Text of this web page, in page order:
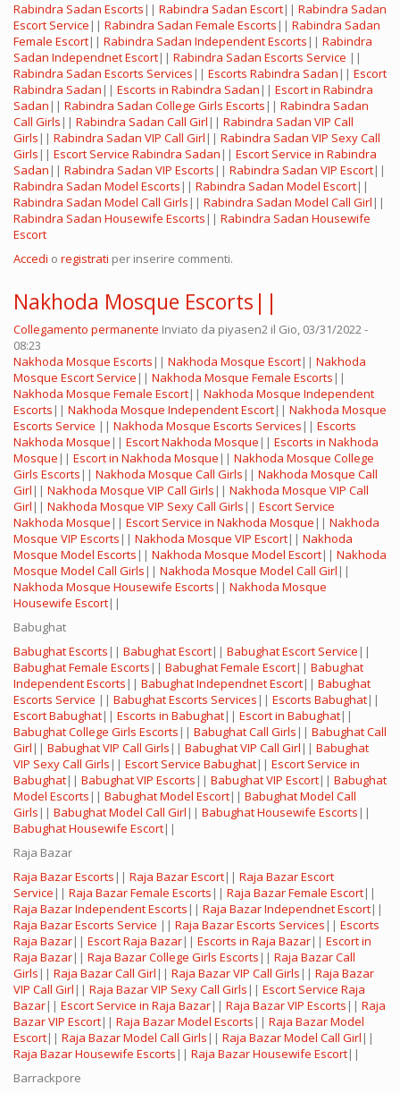
Rabindra Sadan Escorts || Rabindra Sadan Escort|| Rabindra Sadan
Escort Service || Rabindra Sadan Female Escorts || Rabindra Sadan
Female Escort|| Rabindra Sadan Independent Escorts || Rabindra
Sadan Independnet Escort|| Rabindra Sadan Escorts Service ||
Rabindra Sadan Escorts Services || Escorts Rabindra Sadan || Escort
Rabindra Sadan || Escorts in Rabindra Sadan || Escort in Rabindra
Sadan || Rabindra Sadan College Girls Escorts || Rabindra Sadan
Call Girls || Rabindra Sadan Call Girl || Rabindra Sadan VIP Call
Girls || Rabindra Sadan VIP Call Girl || Rabindra Sadan VIP Sexy Call
Girls || Escort Service Rabindra Sadan || Escort Service in Rabindra
Sadan || Rabindra Sadan VIP Escorts || Rabindra Sadan VIP Escort||
Rabindra Sadan Model Escorts || Rabindra Sadan Model Escort||
Rabindra Sadan Model Call Girls || Rabindra Sadan Model Call Girl ||
Rabindra Sadan Housewife Escorts || Rabindra Sadan Housewife
Escort
Accedi o registrati per inserire commenti.
Nakhoda Mosque Escorts||
Collegamento permanente Inviato da piyasen2 il Gio, 03/31/2022 -
08:23
Nakhoda Mosque Escorts || Nakhoda Mosque Escort|| Nakhoda
Mosque Escort Service || Nakhoda Mosque Female Escorts ||
Nakhoda Mosque Female Escort|| Nakhoda Mosque Independent
Escorts || Nakhoda Mosque Independent Escort|| Nakhoda Mosque
Escorts Service || Nakhoda Mosque Escorts Services || Escorts
Nakhoda Mosque || Escort Nakhoda Mosque || Escorts in Nakhoda
Mosque || Escort in Nakhoda Mosque || Nakhoda Mosque College
Girls Escorts || Nakhoda Mosque Call Girls || Nakhoda Mosque Call
Girl || Nakhoda Mosque VIP Call Girls || Nakhoda Mosque VIP Call
Girl || Nakhoda Mosque VIP Sexy Call Girls || Escort Service
Nakhoda Mosque || Escort Service in Nakhoda Mosque || Nakhoda
Mosque VIP Escorts || Nakhoda Mosque VIP Escort|| Nakhoda
Mosque Model Escorts || Nakhoda Mosque Model Escort|| Nakhoda
Mosque Model Call Girls || Nakhoda Mosque Model Call Girl ||
Nakhoda Mosque Housewife Escorts || Nakhoda Mosque
Housewife Escort||
Babughat
Babughat Escorts || Babughat Escort|| Babughat Escort Service ||
Babughat Female Escorts || Babughat Female Escort|| Babughat
Independent Escorts || Babughat Independnet Escort|| Babughat
Escorts Service || Babughat Escorts Services || Escorts Babughat||
Escort Babughat|| Escorts in Babughat|| Escort in Babughat||
Babughat College Girls Escorts || Babughat Call Girls || Babughat Call
Girl || Babughat VIP Call Girls || Babughat VIP Call Girl || Babughat
VIP Sexy Call Girls || Escort Service Babughat|| Escort Service in
Babughat|| Babughat VIP Escorts || Babughat VIP Escort|| Babughat
Model Escorts || Babughat Model Escort|| Babughat Model Call
Girls || Babughat Model Call Girl || Babughat Housewife Escorts ||
Babughat Housewife Escort||
Raja Bazar
Raja Bazar Escorts || Raja Bazar Escort|| Raja Bazar Escort
Service || Raja Bazar Female Escorts || Raja Bazar Female Escort||
Raja Bazar Independent Escorts || Raja Bazar Independnet Escort||
Raja Bazar Escorts Service || Raja Bazar Escorts Services || Escorts
Raja Bazar|| Escort Raja Bazar|| Escorts in Raja Bazar|| Escort in
Raja Bazar|| Raja Bazar College Girls Escorts || Raja Bazar Call
Girls || Raja Bazar Call Girl || Raja Bazar VIP Call Girls || Raja Bazar
VIP Call Girl || Raja Bazar VIP Sexy Call Girls || Escort Service Raja
Bazar|| Escort Service in Raja Bazar|| Raja Bazar VIP Escorts || Raja
Bazar VIP Escort|| Raja Bazar Model Escorts || Raja Bazar Model
Escort|| Raja Bazar Model Call Girls || Raja Bazar Model Call Girl ||
Raja Bazar Housewife Escorts || Raja Bazar Housewife Escort||
Barrackpore